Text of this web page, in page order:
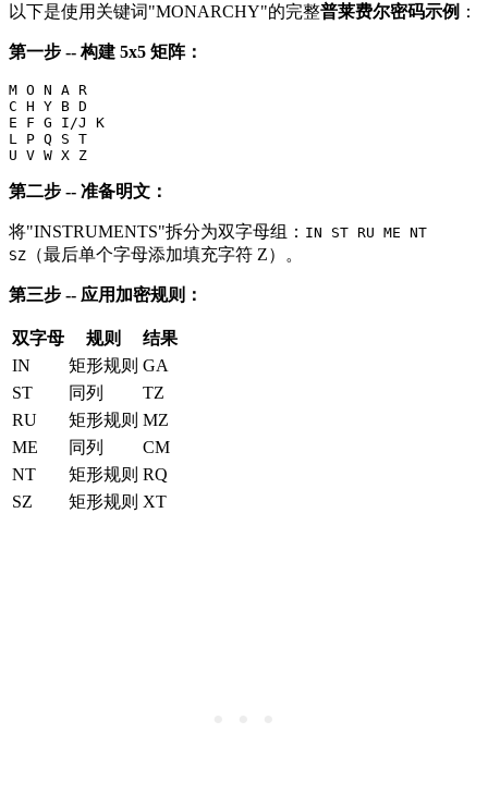
以下是使用关键词"MONARCHY"的完整普莱费尔密码示例 ：
第一步 -- 构建 5x5 矩阵：
M O N A R
C H Y B D
E F G I/J K
L P Q S T
第二步 -- 准备明文：
将"INSTRUMENTS"拆分为双字母组： IN ST RU ME NT
SZ （最后单个字母添加填充字符 Z）。
第三步 -- 应用加密规则：
双字母 规则
结果
IN
矩形规则 GA
ST
同列
TZ
RU
矩形规则 MZ
ME
同列
CM
NT
矩形规则 RQ
SZ
矩形规则 XT